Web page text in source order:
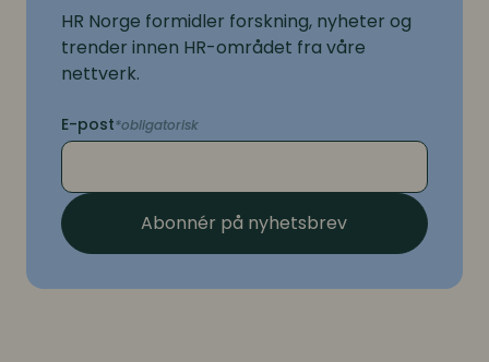
HR Norge formidler forskning, nyheter og
trender innen HR-området fra våre
nettverk.
E-post
Abonnér på nyhetsbrev